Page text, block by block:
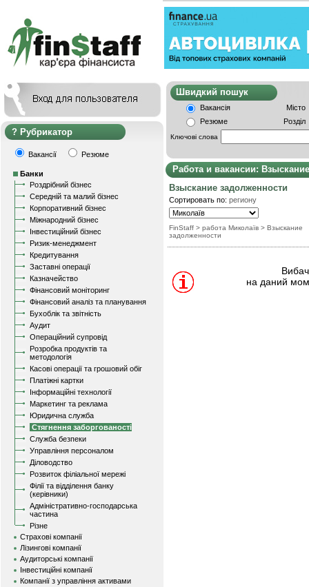
Рубрикатор
Вакансії Резюме
Банки
Роздрібний бізнес
Середній та малий бізнес
Корпоративний бізнес
Міжнародний бізнес
Інвестиційний бізнес
Ризик-менеджмент
Кредитування
Заставні операції
Казначейство
Фінансовий моніторинг
Фінансовий аналіз та планування
Бухоблік та звітність
Аудит
Операційний супровід
Розробка продуктів та
методологія
Касові операції та грошовий обіг
Платіжні картки
Інформаційні технології
Маркетинг та реклама
Юридична служба
Стягнення заборгованості
Служба безпеки
Управління персоналом
Діловодство
Розвиток філіальної мережі
Філії та відділення банку
(керівники)
Адміністративно-господарська
частина
Різне
Страхові компанії
Лізингові компанії
Аудиторські компанії
Інвестиційні компанії
Компанії з управління активами
Швидкий
Вакансія
Місто
Резюме
Розділ
Ключові слова
Работа и вакансии:
Взыскание задолженности
Сортировать по: региону
FinStaff > работа Миколаїв > Взыскание
задолженности
на даний